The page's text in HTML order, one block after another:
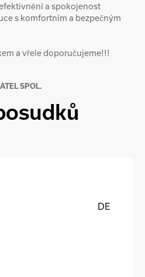
a spokojenost
s komfortním a bezpečným
a vřele doporučujeme!!!
SPOL.
DE